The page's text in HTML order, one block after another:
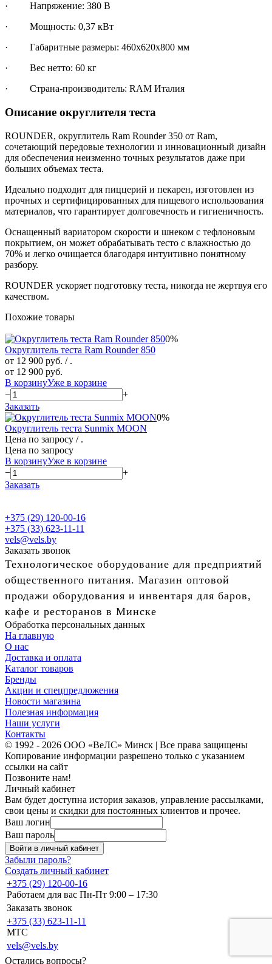
· Напряжение: 380 В
· Мощность: 0,37 кВт
· Габаритные размеры: 460x620x800 мм
· Вес нетто: 60 кг
· Страна-производитель: RAM Италия
Описание округлителя теста
ROUNDER, округлитель Ram Rounder 350 от Ram,
сочетающий передовые технологии и инновационный дизайн
для обеспечения неизменно точных результатов даже при
больших объемах теста.
Идеально подходит для пиццерий и пекарен, изготовлен из
прочных и сертифицированных для пищевого использования
материалов, что гарантирует долговечность и гигиеничность.
Оснащенный вариатором скорости и шнеком с тефлоновым
покрытием, он может обрабатывать тесто с влажностью до
70% и легко очищается благодаря интуитивно понятному
разбору.
ROUNDER ускоряет подготовку теста, никогда не жертвуя его
качеством.
Похожие товары
0%
Округлитель теста Ram Rounder 850
от 12 900 руб. / .
от 12 900 руб.
В корзинуУже в корзине
−
+
Заказать
0%
Округлитель теста Sunmix MOON
Цена по запросу / .
Цена по запросу
В корзинуУже в корзине
−
+
Заказать
+375 (29) 120-00-16
+375 (33) 623-11-11
vels@vels.by
Заказать звонок
Технологическое оборудование для предприятий
общественного питания. Магазин оптовой
продажи оборудования и инвентаря для баров,
кафе и ресторанов в Минске
Обработка персональных данных
На главную
О нас
Доставка и оплата
Каталог товаров
Бренды
Акции и спецпредложения
Новости магазина
Полезная информация
Наши услуги
Контакты
© 1992 - 2026 ООО «ВеЛС» Минск | Все права защищены
Копирование информации разрешено только с указанием
ссылки на сайт
Позвоните нам!
Личный кабинет
Вам будет доступна история заказов, управление рассылками,
свои цены и скидки для постоянных клиентов и прочее.
Ваш логин
Ваш пароль
Войти в личный кабинет
Забыли пароль?
Создать личный кабинет
+375 (29) 120-00-16
Работаем для вас Пн-Пт 9:00 – 17:30
Заказать звонок
+375 (33) 623-11-11
MTC
vels@vels.by
Остались вопросы?